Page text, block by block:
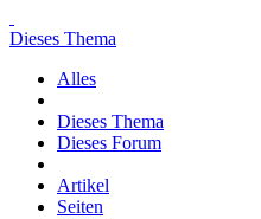
Dieses Thema
Alles
Dieses Thema
Dieses Forum
Artikel
Seiten